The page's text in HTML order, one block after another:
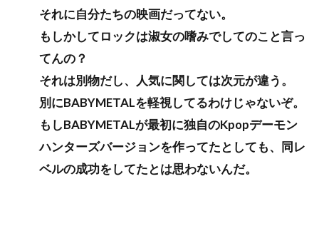
それに自分たちの映画だってない。
もしかしてロックは淑女の嗜みでしてのこと言っ
てんの？
それは別物だし、人気に関しては次元が違う。
別にBABYMETALを軽視してるわけじゃないぞ。
もしBABYMETALが最初に独自のKpopデーモン
ハンターズバージョンを作ってたとしても、同レ
ベルの成功をしてたとは思わないんだ。